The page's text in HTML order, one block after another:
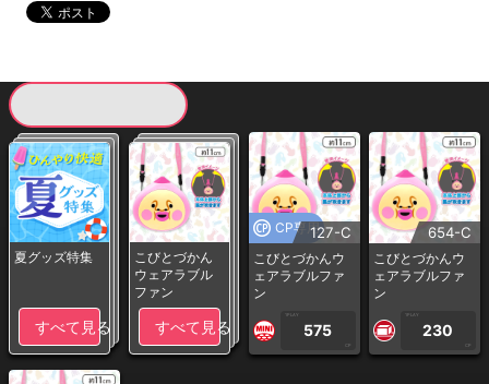
夏グッズ特集
すべて見る
こびとづかん
ウェアラブル
ファン
すべて見る
CP専用127-C
こびとづかんウ
ェアラブルファ
ン
1PLAY
575
CP
654-C
こびとづかんウ
ェアラブルファ
ン
1PLAY
230
CP